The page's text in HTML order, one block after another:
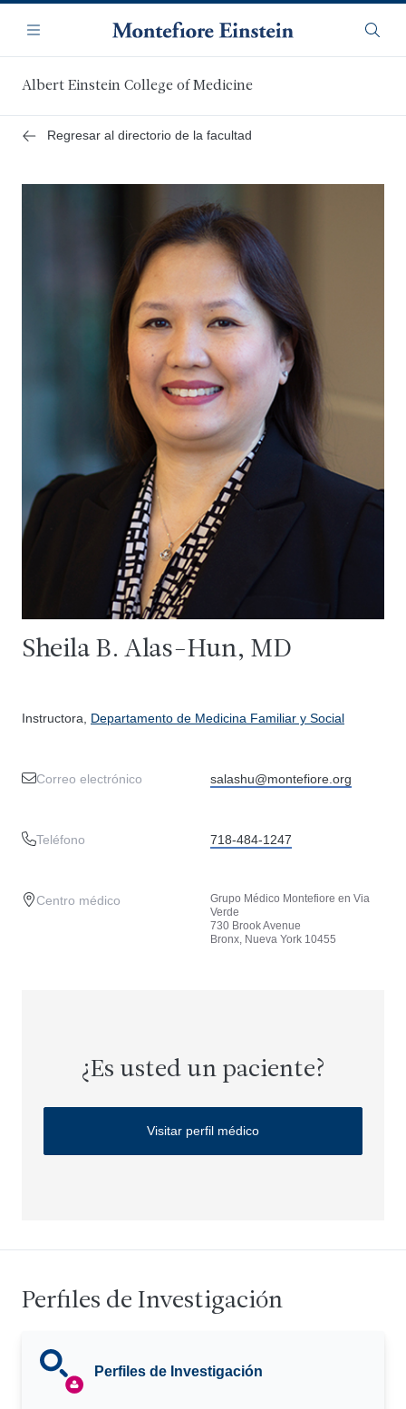
contenido
principal
Navegación
Menú
Albert Einstein College of Medicine
Regresar al directorio de la facultad
Sheila B. Alas-Hun, MD
Instructora, Departamento de Medicina Familiar y Social
Correo electrónico salashu@montefiore.org
Teléfono 718-484-1247
Centro médico
Grupo Médico Montefiore en Via
Verde
730 Brook Avenue
Bronx, Nueva York 10455
¿Es usted un paciente?
Visitar perfil médico
Perfiles de Investigación
Perfiles de Investigación